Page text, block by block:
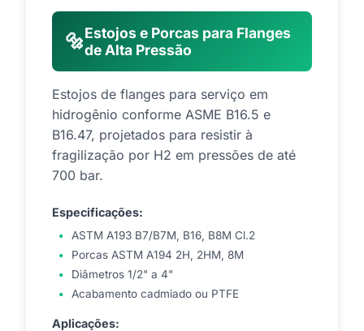
🔩Estojos e Porcas para Flanges
de Alta Pressão
Estojos de flanges para serviço em
hidrogênio conforme ASME B16.5 e
B16.47, projetados para resistir à
fragilização por H2 em pressões de até
700 bar.
Especificações:
ASTM A193 B7/B7M, B16, B8M Cl.2
Porcas ASTM A194 2H, 2HM, 8M
Diâmetros 1/2" a 4"
Acabamento cadmiado ou PTFE
Aplicações: